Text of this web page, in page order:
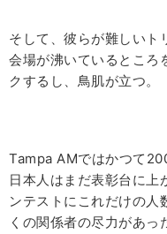
そして、彼らが難しいト
会場が沸いているところ
クするし、鳥肌が立つ。
Tampa AMではかつて
日本人はまだ表彰台に上
ンテストにこれだけの人
くの関係者の尽力があっ